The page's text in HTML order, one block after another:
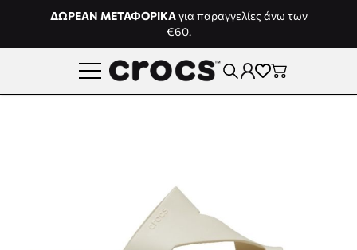
Μετάβαση στο περιεχόμενο
ΔΩΡΕΑΝ ΜΕΤΑΦΟΡΙΚΑγια παραγγελίες άνω των
€60.